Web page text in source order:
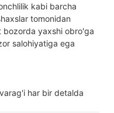
kabi barcha
tomonidan
yaxshi obro'ga
salohiyatiga ega
har bir detalda